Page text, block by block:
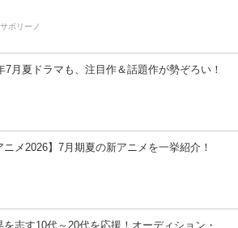
サボリーノ
7月夏ドラマも、注目作＆話題作が勢ぞろい！
ニメ2026】7月期夏の新アニメを一挙紹介！
を志す10代～20代を応援！オーディション・